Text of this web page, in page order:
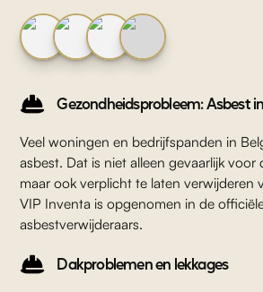
Gezondheidsprobleem: Asbest
Veel woningen en bedrijfspanden in
asbest. Dat is niet alleen gevaarlijk voor
maar ook verplicht te laten verwijderen
VIP Inventa is opgenomen in de
asbestverwijderaars.
Dakproblemen en lekkages